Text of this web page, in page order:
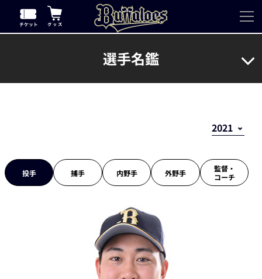
選手名鑑
投手 捕手 内野手 外野手
監督・
コーチ